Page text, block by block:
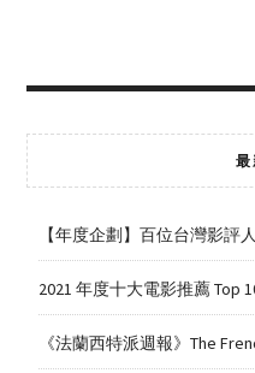
【年度企劃】百位台灣影評
2021 年度十大電影推薦 Top
《法蘭西特派週報》The